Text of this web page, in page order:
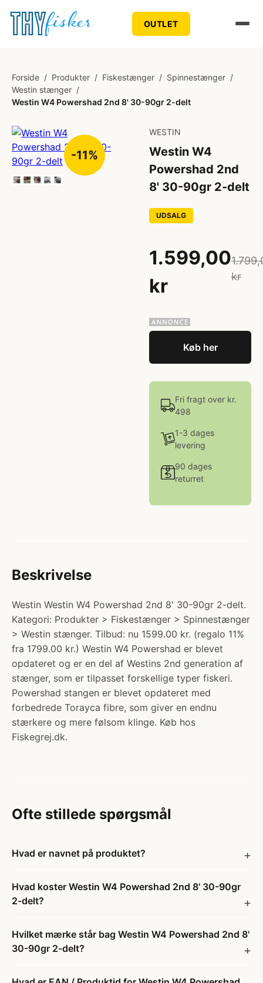
OUTLET
Forside / Produkter / Fiskestænger / Spinnestænger /
Westin stænger /
Westin W4 Powershad 2nd 8' 30-90gr 2-delt
-11%
WESTIN
Westin W4
Powershad 2nd
8' 30-90gr 2-delt
UDSALG
1.599,00
kr
kr
Køb her
Fri fragt over kr.
498
1-3 dages
levering
90 dages
returret
Beskrivelse
Westin Westin W4 Powershad 2nd 8' 30-90gr 2-delt.
Kategori: Produkter > Fiskestænger > Spinnestænger
> Westin stænger. Tilbud: nu 1599.00 kr. (regalo 11%
fra 1799.00 kr.) Westin W4 Powershad er blevet
opdateret og er en del af Westins 2nd generation af
stænger, som er tilpasset forskellige typer fiskeri.
Powershad stangen er blevet opdateret med
forbedrede Torayca fibre, som giver en endnu
stærkere og mere følsom klinge. Køb hos
Fiskegrej.dk.
Ofte stillede spørgsmål
Hvad er navnet på produktet?
Hvad koster Westin W4 Powershad 2nd 8' 30-90gr
2-delt?
Hvilket mærke står bag Westin W4 Powershad 2nd 8'
30-90gr 2-delt?